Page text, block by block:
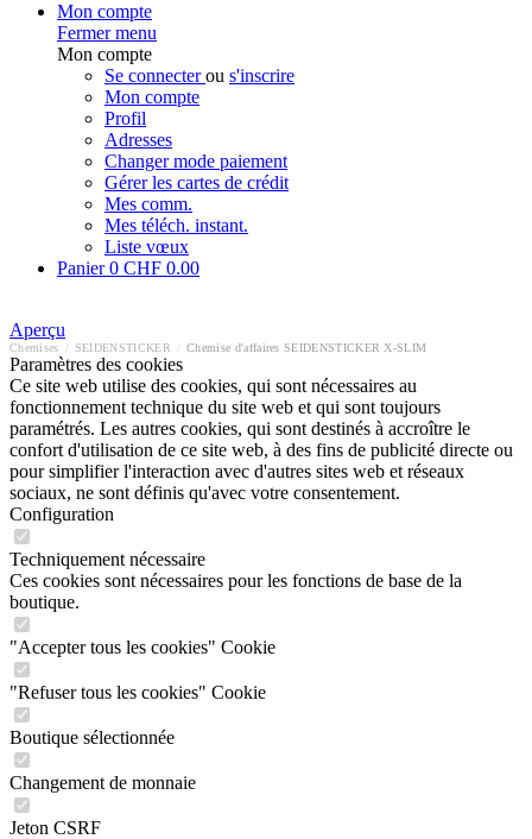
Mon compte
Fermer menu
Mon compte
Se connecterou s'inscrire
Mon compte
Profil
Adresses
Changer mode paiement
Gérer les cartes de crédit
Mes comm.
Mes téléch. instant.
Liste vœux
Panier0 CHF 0.00
Aperçu
Chemises SEIDENSTICKER Chemise d'affaires SEIDENSTICKER X-SLIM
Paramètres des cookies
Ce site web utilise des cookies, qui sont nécessaires au
fonctionnement technique du site web et qui sont toujours
paramétrés. Les autres cookies, qui sont destinés à accroître le
confort d'utilisation de ce site web, à des fins de publicité directe ou
pour simplifier l'interaction avec d'autres sites web et réseaux
sociaux, ne sont définis qu'avec votre consentement.
Configuration
Techniquement nécessaire
Ces cookies sont nécessaires pour les fonctions de base de la
boutique.
"Accepter tous les cookies" Cookie
"Refuser tous les cookies" Cookie
Boutique sélectionnée
Changement de monnaie
Jeton CSRF